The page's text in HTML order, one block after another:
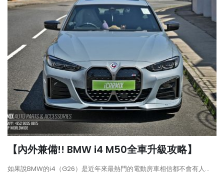
【內外兼備!! BMW i4 M50全車升級攻略】
如果說BMW的i4（G26）是近年來最熱門的電動房車相信都不會有人...